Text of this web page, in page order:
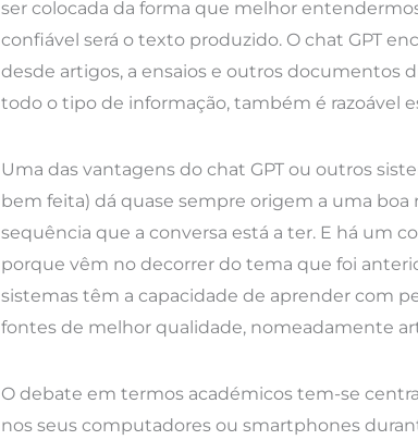
ser colocada da forma que melhor
confiável será o texto produzido. O chat GPT
desde artigos, a ensaios e outros documentos
todo o tipo de informação, também é razoável
Uma das vantagens do chat GPT ou outros
bem feita) dá quase sempre origem a uma
sequência que a conversa está a ter. E há um
porque vêm no decorrer do tema que foi
sistemas têm a capacidade de aprender com
fontes de melhor qualidade, nomeadamente
O debate em termos académicos tem-se
nos seus computadores ou smartphones